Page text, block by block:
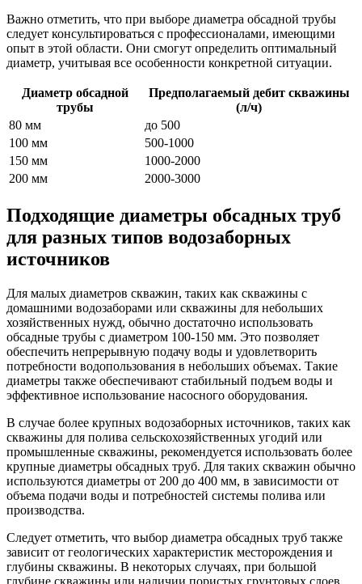
Важно отметить, что при выборе диаметра обсадной трубы
следует консультироваться с профессионалами, имеющими
опыт в этой области. Они смогут определить оптимальный
диаметр, учитывая все особенности конкретной ситуации.
Диаметр обсадной
трубы
Предполагаемый дебит скважины
(л/ч)
80 мм
до 500
100 мм
500-1000
150 мм
1000-2000
200 мм
2000-3000
Подходящие диаметры обсадных труб
для разных типов водозаборных
источников
Для малых диаметров скважин, таких как скважины с
домашними водозаборами или скважины для небольших
хозяйственных нужд, обычно достаточно использовать
обсадные трубы с диаметром 100-150 мм. Это позволяет
обеспечить непрерывную подачу воды и удовлетворить
потребности водопользования в небольших объемах. Такие
диаметры также обеспечивают стабильный подъем воды и
эффективное использование насосного оборудования.
В случае более крупных водозаборных источников, таких как
скважины для полива сельскохозяйственных угодий или
промышленные скважины, рекомендуется использовать более
крупные диаметры обсадных труб. Для таких скважин обычно
используются диаметры от 200 до 400 мм, в зависимости от
объема подачи воды и потребностей системы полива или
производства.
Следует отметить, что выбор диаметра обсадных труб также
зависит от геологических характеристик месторождения и
глубины скважины. В некоторых случаях, при большой